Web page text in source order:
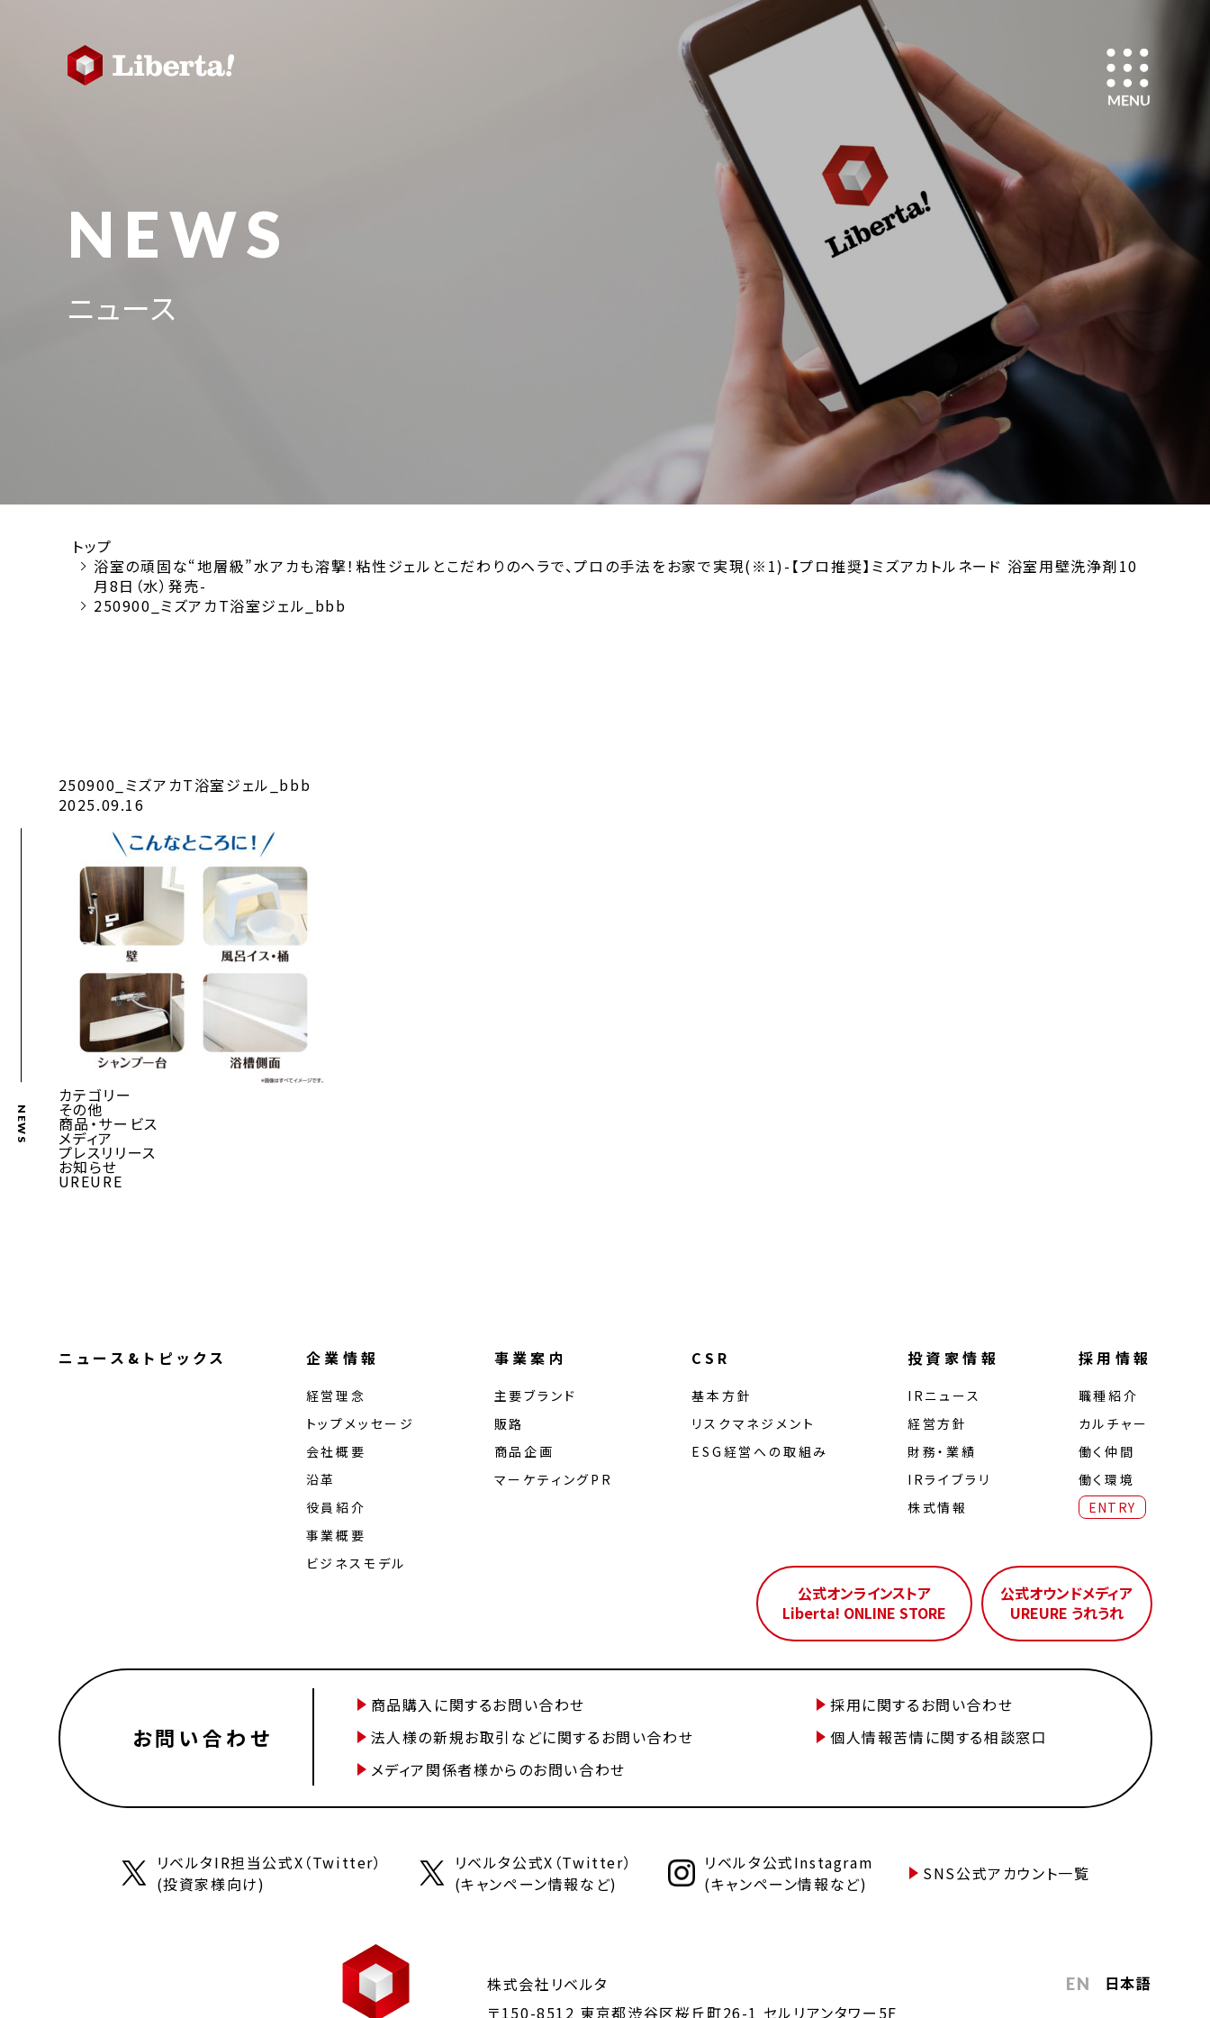
NEWS
ニュース
トップ
浴室の頑固な“地層級”水アカも溶撃！粘性ジェルとこだわりのヘラで、プロの手法をお家で実現(※1)-【プロ推奨】ミズアカトルネード 浴室用壁洗浄剤10
月8日（水）発売-
250900_ミズアカT浴室ジェル_bbb
NEWS
250900_ミズアカT浴室ジェル_bbb
2025.09.16
カテゴリー
その他
商品・サービス
メディア
プレスリリース
お知らせ
UREURE
ニュース&トピックス 企業情報
経営理念
トップメッセージ
会社概要
沿革
役員紹介
事業概要
ビジネスモデル
事業案内
主要ブランド
販路
商品企画
マーケティングPR
CSR
基本方針
リスクマネジメント
ESG経営への取組み
投資家情報
IRニュース
経営⽅針
財務・業績
IRライブラリ
株式情報
採用情報
職種紹介
カルチャー
働く仲間
働く環境
ENTRY
公式オンラインストア
Liberta! ONLINE STORE
公式オウンドメディア
UREURE うれうれ
お問い合わせ
商品購入に関するお問い合わせ
採用に関するお問い合わせ
法人様の新規お取引などに関するお問い合わせ
個人情報苦情に関する相談窓口
メディア関係者様からのお問い合わせ
リベルタIR担当公式X（Twitter）
(投資家様向け)
リベルタ公式X（Twitter）
(キャンペーン情報など)
リベルタ公式Instagram
(キャンペーン情報など)
SNS公式アカウント一覧
EN 日本語
株式会社リベルタ
〒150-8512 東京都渋谷区桜丘町26-1 セルリアンタワー5F